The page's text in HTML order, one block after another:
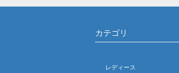
カテゴリ
レディース